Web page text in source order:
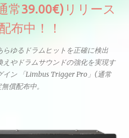
常39.00€)リリース
布中！！
ゆるドラムヒットを正確に検出
えやドラムサウンドの強化を実現す
イン 「Limbus Trigger Pro」(通常
償配布中。